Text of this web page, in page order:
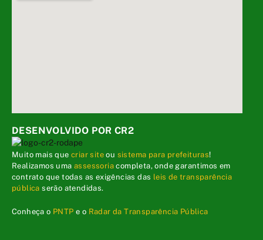
DESENVOLVIDO POR CR2
Muito mais quecriar site ou sistema para prefeituras!
Realizamos umaassessoria completa, onde garantimos em
contrato que todas as exigências das leis de transparência
pública serão atendidas.
Conheça o PNTP e o Radar da Transparência Pública